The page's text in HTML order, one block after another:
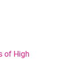
of High